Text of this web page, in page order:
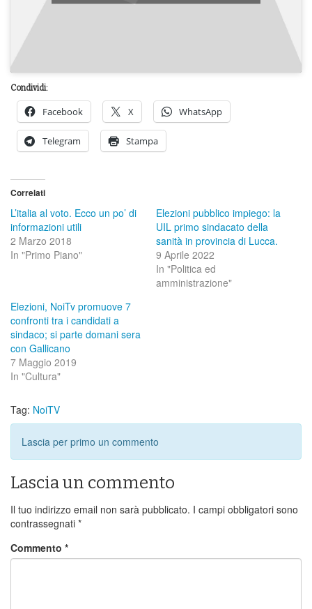
Condividi:
Facebook X WhatsApp
Telegram Stampa
Correlati
L’italia al voto. Ecco un po’ di
informazioni utili
2 Marzo 2018
In "Primo Piano"
Elezioni pubblico impiego: la
UIL primo sindacato della
sanità in provincia di Lucca.
9 Aprile 2022
In "Politica ed
amministrazione"
Elezioni, NoiTv promuove 7
confronti tra i candidati a
sindaco; si parte domani sera
con Gallicano
7 Maggio 2019
In "Cultura"
Tag: NoiTV
Lascia per primo un commento
Lascia un commento
Il tuo indirizzo email non sarà pubblicato. I campi obbligatori sono
contrassegnati *
Commento *